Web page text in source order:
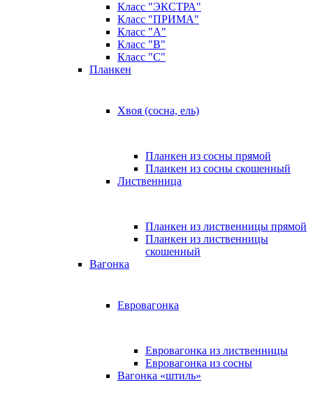
Класс "ЭКСТРА"
Класс "ПРИМА"
Класс "А"
Класс "B"
Класс "C"
Планкен
Хвоя (сосна, ель)
Планкен из сосны прямой
Планкен из сосны скошенный
Лиственница
Планкен из лиственницы прямой
Планкен из лиственницы
скошенный
Вагонка
Евровагонка
Евровагонка из лиственницы
Евровагонка из сосны
Вагонка «штиль»